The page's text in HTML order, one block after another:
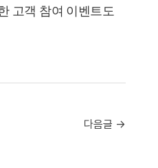
고객 참여 이벤트도
다음글 →